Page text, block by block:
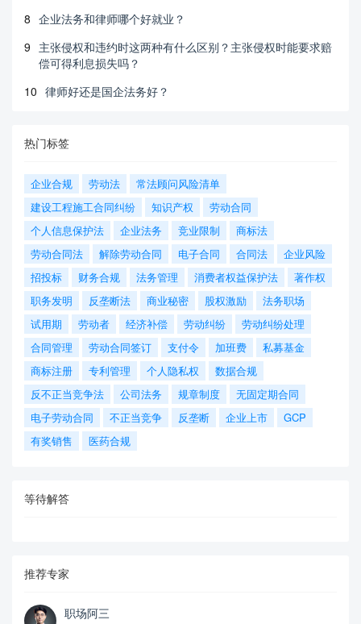
8 企业法务和律师哪个好就业？
9 主张侵权和违约时这两种有什么区别？主张侵权时能要求赔
偿可得利息损失吗？
10 律师好还是国企法务好？
热门标签
企业合规 劳动法
常法顾问风险清单
建设工程施工合同纠纷
知识产权
劳动合同
个人信息保护法
企业法务 竞业限制
商标法
劳动合同法
解除劳动合同 电子合同 合同法
企业风险
招投标
财务合规 法务管理 消费者权益保护法
著作权
职务发明
反垄断法 商业秘密 股权激励
法务职场
试用期
劳动者 经济补偿 劳动纠纷
劳动纠纷处理
合同管理
劳动合同签订 支付令 加班费
私募基金
商标注册
专利管理 个人隐私权
数据合规
反不正当竞争法
公司法务 规章制度
无固定期合同
电子劳动合同
不正当竞争 反垄断 企业上市
GCP
有奖销售
医药合规
等待解答
推荐专家
职场阿三